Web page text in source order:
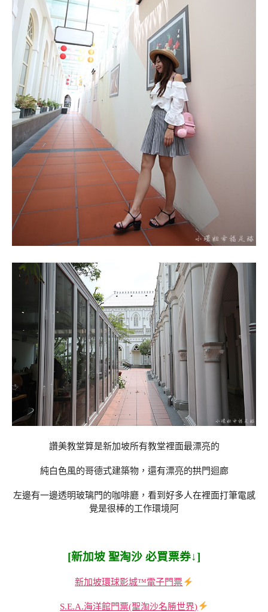
讚美教堂算是新加坡所有教堂裡面最漂亮的
純白色風的哥德式建築物，還有漂亮的拱門迴廊
左邊有一邊透明玻璃門的咖啡廳，看到好多人在裡面打筆電感
覺是很棒的工作環境阿
[新加坡 聖淘沙 必買票券↓]
新加坡環球影城™電子門票
S.E.A.海洋館門票(聖淘沙名勝世界)